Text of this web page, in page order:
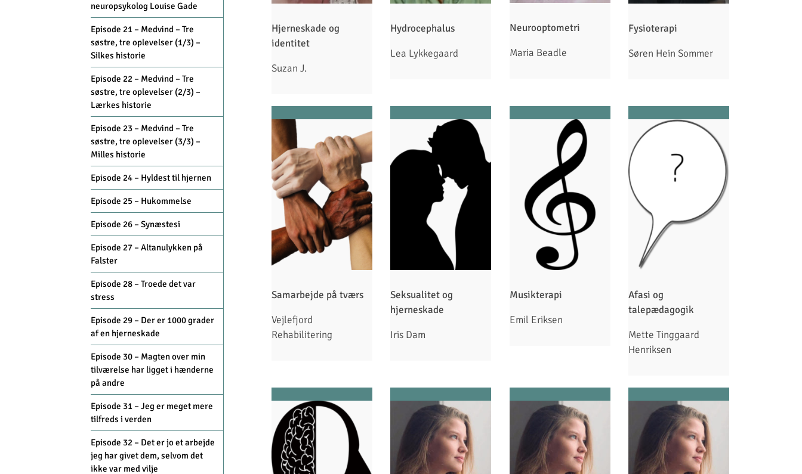
Hjerneskade og
identitet
Suzan J.
Hydrocephalus
Lea Lykkegaard
Neurooptometri
Maria Beadle
Fysioterapi
Søren Hein Sommer
Samarbejde på tværs
Vejlefjord
Rehabilitering
Seksualitet og
hjerneskade
Iris Dam
Musikterapi
Emil Eriksen
Afasi og
talepædagogik
Mette Tinggaard
Henriksen
neuropsykolog Louise Gade
Episode 21 – Medvind – Tre
søstre, tre oplevelser (1/3) –
Silkes historie
Episode 22 – Medvind – Tre
søstre, tre oplevelser (2/3) –
Lærkes historie
Episode 23 – Medvind – Tre
søstre, tre oplevelser (3/3) –
Milles historie
Episode 24 – Hyldest til hjernen
Episode 25 – Hukommelse
Episode 26 – Synæstesi
Episode 27 – Altanulykken på
Falster
Episode 28 – Troede det var
stress
Episode 29 – Der er 1000 grader
af en hjerneskade
Episode 30 – Magten over min
tilværelse har ligget i hænderne
på andre
Episode 31 – Jeg er meget mere
tilfreds i verden
Episode 32 – Det er jo et arbejde
jeg har givet dem, selvom det
ikke var med vilje